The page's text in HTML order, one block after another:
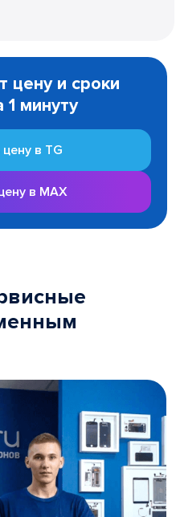
цену и сроки
минуту
в TG
в MAX